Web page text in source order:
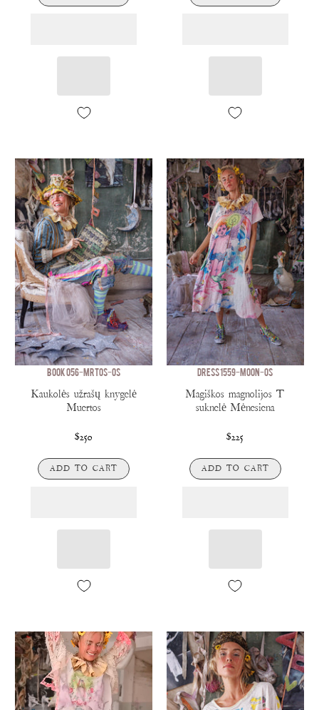
BOOK 056-MRTOS-OS
Kaukolės užrašų knygelė
Muertos
$250
ADD TO CART
DRESS 1559-MOON-OS
Magiškos magnolijos T
suknelė Mėnesiena
$225
ADD TO CART